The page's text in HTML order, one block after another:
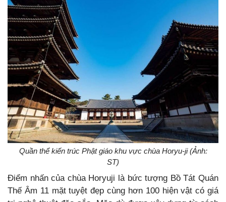
Quần thể kiến trúc Phật giáo khu vực chùa Horyu-ji (Ảnh:
ST)
Điểm nhấn của chùa Horyuji là bức tượng Bồ Tát Quán
Thế Âm 11 mặt tuyệt đẹp cùng hơn 100 hiện vật có giá